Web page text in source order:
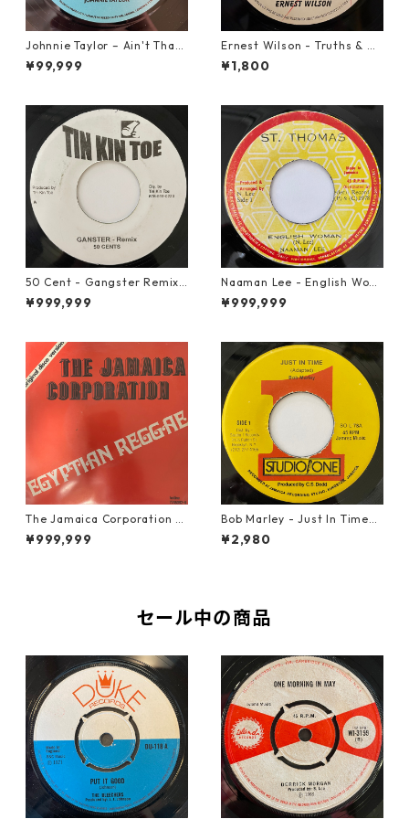
Johnnie Taylor – Ain't That
Loving You【7-21684】
¥99,999
Ernest Wilson - Truths & Ri
ghts【7-21652】
¥1,800
50 Cent - Gangster Remix
【7-20928】
¥999,999
Naaman Lee - English Wom
an【7-20855】
¥999,999
The Jamaica Corporation -
Egyptian Reggae【7-2080
4】
¥999,999
Bob Marley - Just In Time
【7-20778】
¥2,980
セール中の商品